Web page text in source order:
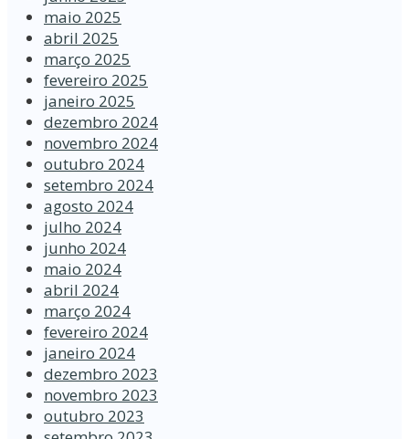
maio 2025
abril 2025
março 2025
fevereiro 2025
janeiro 2025
dezembro 2024
novembro 2024
outubro 2024
setembro 2024
agosto 2024
julho 2024
junho 2024
maio 2024
abril 2024
março 2024
fevereiro 2024
janeiro 2024
dezembro 2023
novembro 2023
outubro 2023